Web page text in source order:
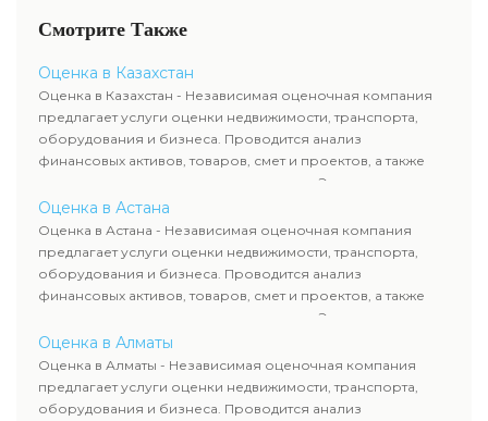
Смотрите Также
Оценка в Казахстан
Оценка в Казахстан - Независимая оценочная компания
предлагает услуги оценки недвижимости, транспорта,
оборудования и бизнеса. Проводится анализ
финансовых активов, товаров, смет и проектов, а также
оценка животных и недропользования. Эксперты
определяют рыночную стоимость имущества и
рассчитывают ущерб. Все отчеты соответствуют
требованиям законодательства и используются для
сделок, кредитования и судебных процессов.
Оценка в Астана
Оценка в Астана - Независимая оценочная компания
предлагает услуги оценки недвижимости, транспорта,
оборудования и бизнеса. Проводится анализ
финансовых активов, товаров, смет и проектов, а также
оценка животных и недропользования. Эксперты
определяют рыночную стоимость имущества и
рассчитывают ущерб. Все отчеты соответствуют
требованиям законодательства и используются для
сделок, кредитования и судебных процессов.
Оценка в Алматы
Оценка в Алматы - Независимая оценочная компания
предлагает услуги оценки недвижимости, транспорта,
оборудования и бизнеса. Проводится анализ